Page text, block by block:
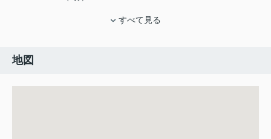
すべて見る
地図